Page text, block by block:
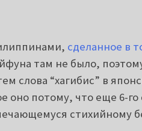
сделанное в
там не было,
слова “хагибис” в
оно потому, что еще 6-го
стихийному